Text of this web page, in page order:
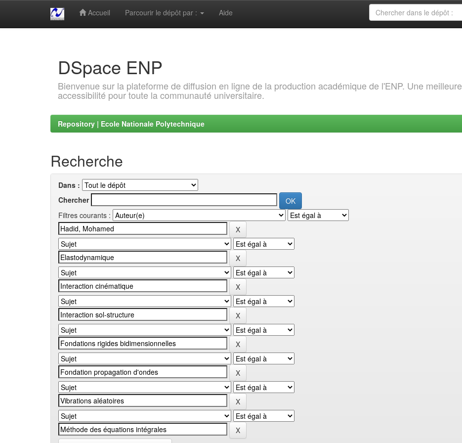
Accueil Parcourir le dépôt par : Aide
DSpace ENP
Bienvenue sur la plateforme de diffusion en ligne de la production académique de l'ENP. Une meilleure
accessibilité pour toute la communauté universitaire.
Repository | Ecole Nationale Polytechnique
Recherche
Dans :
Chercher
Filtres courants :